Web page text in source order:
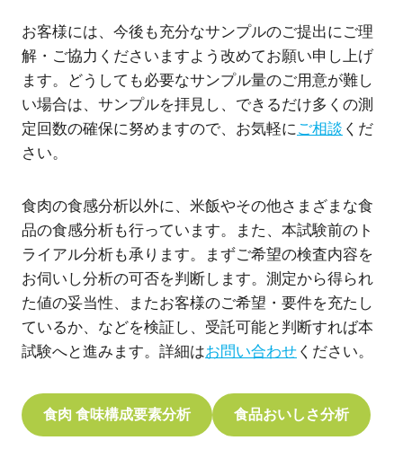
お客様には、今後も充分なサンプルのご提出にご理
解・ご協力くださいますよう改めてお願い申し上げ
ます。どうしても必要なサンプル量のご用意が難し
い場合は、サンプルを拝見し、できるだけ多くの測
定回数の確保に努めますので、お気軽にご相談くだ
さい。
食肉の食感分析以外に、米飯やその他さまざまな食
品の食感分析も行っています。また、本試験前のト
ライアル分析も承ります。まずご希望の検査内容を
お伺いし分析の可否を判断します。測定から得られ
た値の妥当性、またお客様のご希望・要件を充たし
ているか、などを検証し、受託可能と判断すれば本
試験へと進みます。詳細はお問い合わせください。
食肉 食味構成要素分析 食品おいしさ分析